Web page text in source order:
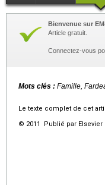
Bienvenue sur
Article gratuit.
Connectez-vous
Mots clés : Famille,
Le texte complet de cet
© 2011 Publié par Elsevier